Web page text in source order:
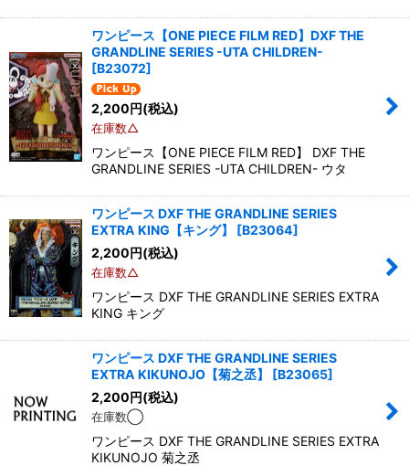
ワンピース【ONE PIECE FILM RED】DXF THE
GRANDLINE SERIES -UTA CHILDREN-
[B23072]
2,200円(税込)
在庫数△
ワンピース【ONE PIECE FILM RED】 DXF THE
GRANDLINE SERIES -UTA CHILDREN- ウタ
ワンピース DXF THE GRANDLINE SERIES
EXTRA KING【キング】
[B23064]
2,200円(税込)
在庫数△
ワンピース DXF THE GRANDLINE SERIES EXTRA
KING キング
ワンピース DXF THE GRANDLINE SERIES
EXTRA KIKUNOJO【菊之丞】
[B23065]
2,200円(税込)
在庫数◯
ワンピース DXF THE GRANDLINE SERIES EXTRA
KIKUNOJO 菊之丞